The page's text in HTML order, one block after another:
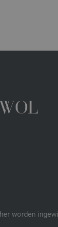
worden